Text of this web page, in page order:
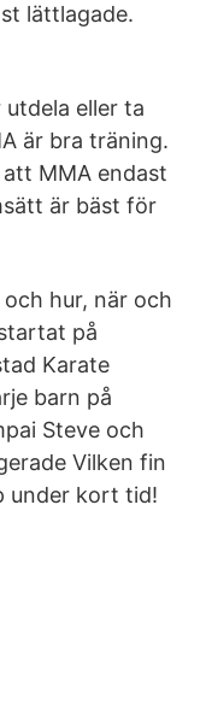
lättlagade.
eller ta
är bra träning.
MMA endast
är bäst för
och hur, när och
på
Karate
barn på
Steve och
Vilken fin
under kort tid!